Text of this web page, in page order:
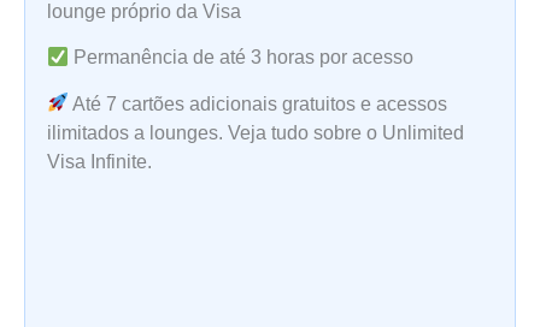
lounge próprio da Visa
Permanência de até 3 horas por acesso
Até 7 cartões adicionais gratuitos e acessos
ilimitados a lounges. Veja tudo sobre o Unlimited
Visa Infinite.